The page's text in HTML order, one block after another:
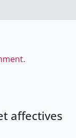
affectives